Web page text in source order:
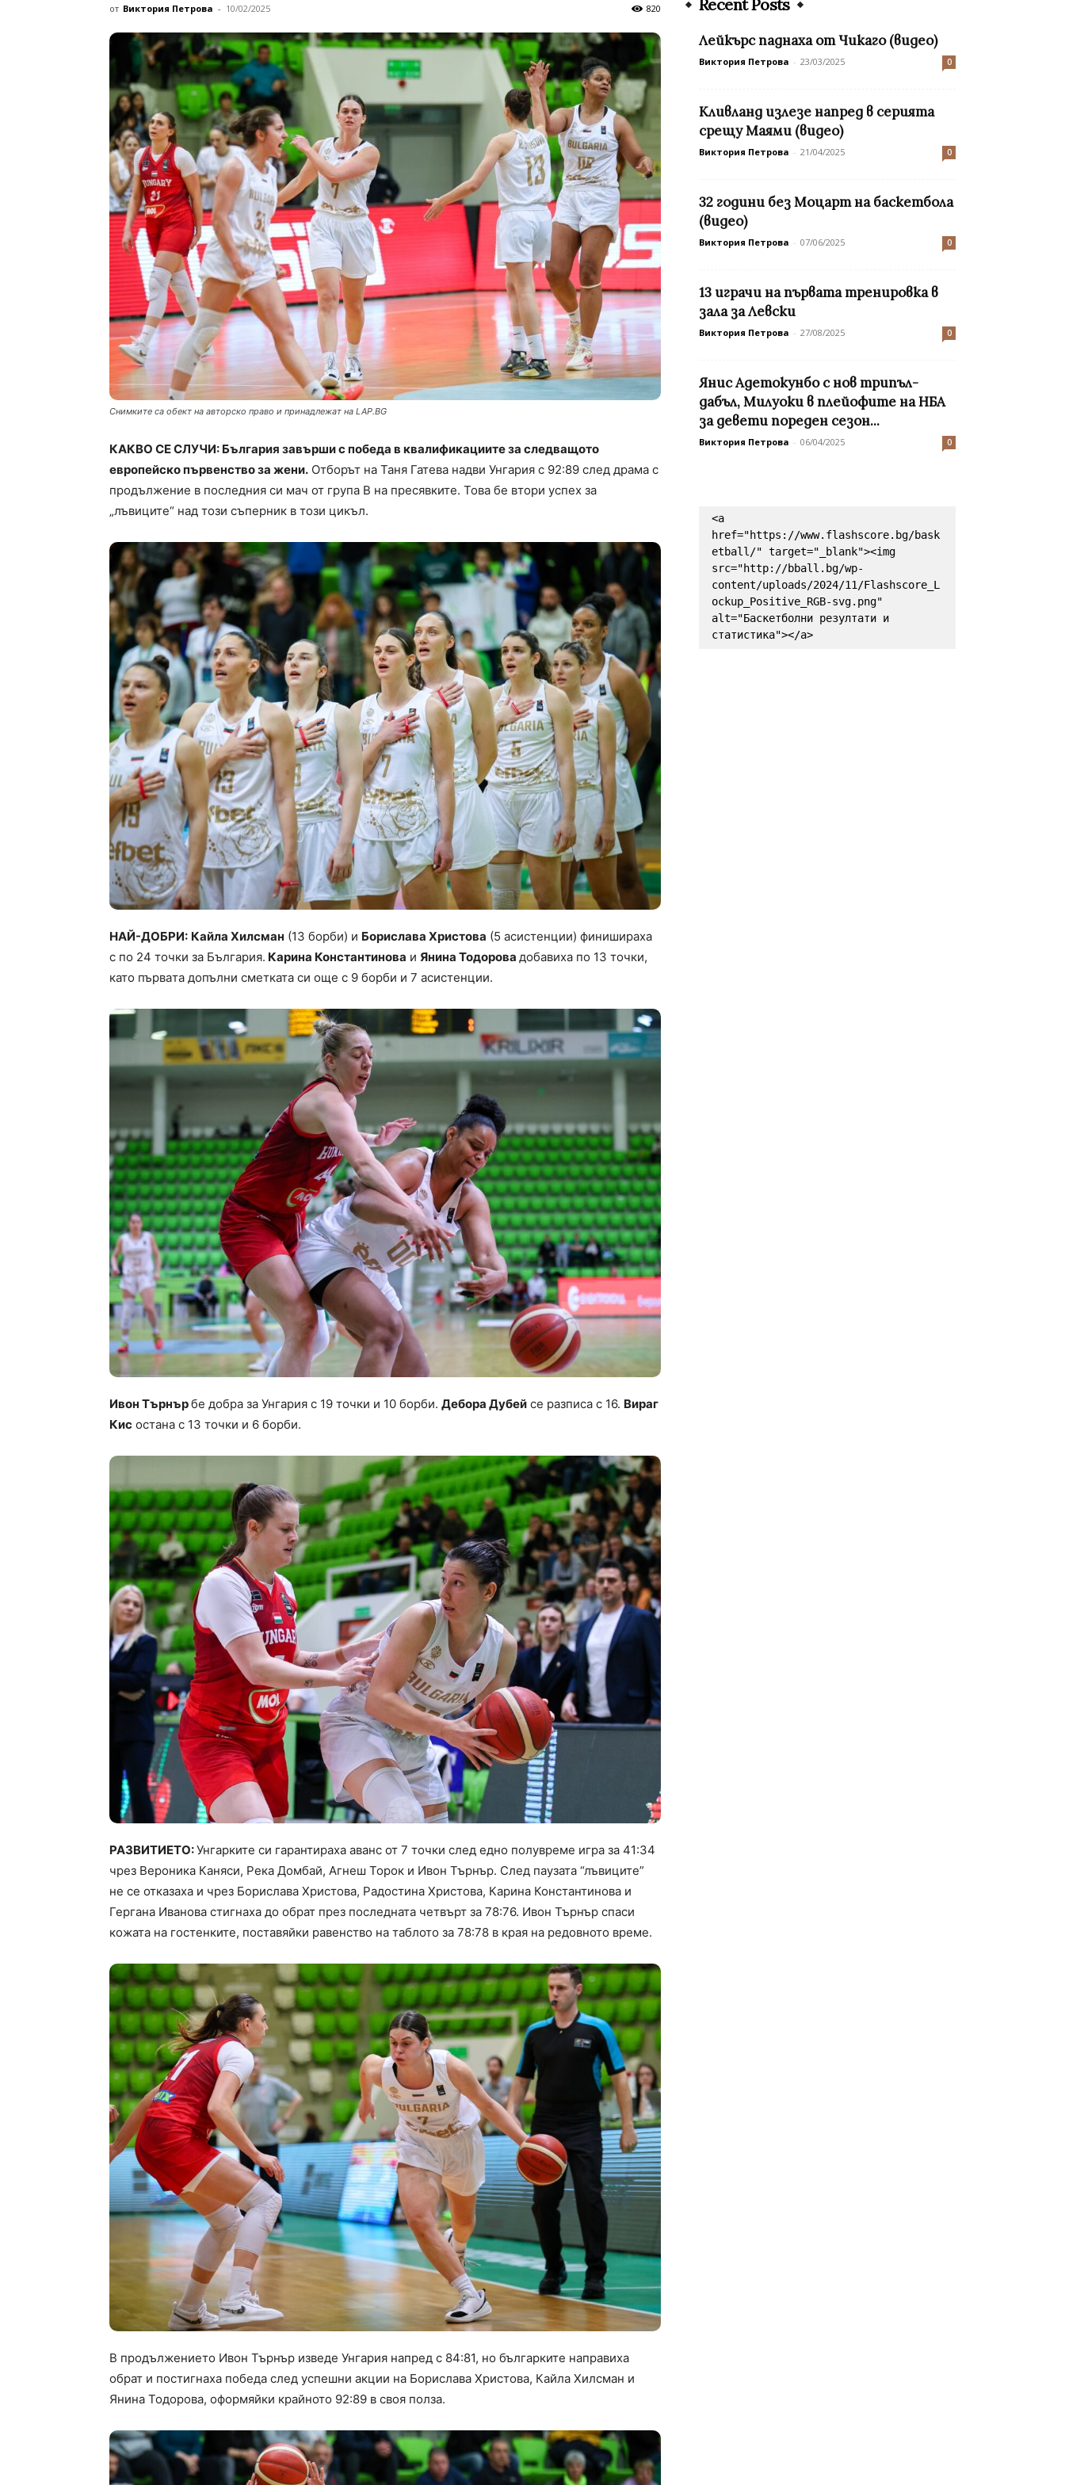
от Виктория Петрова - 10/02/2025 820
Снимките са обект на авторско право и принадлежат на LAP.BG
КАКВО СЕ СЛУЧИ: България завърши с победа в квалификациите за следващото
европейско първенство за жени. Отборът на Таня Гатева надви Унгария с 92:89 след драма с
продължение в последния си мач от група B на пресявките. Това бе втори успех за
„лъвиците“ над този съперник в този цикъл.
НАЙ-ДОБРИ: Кайла Хилсман (13 борби) и Борислава Христова (5 асистенции) финишираха
с по 24 точки за България. Карина Константинова и Янина Тодорова добавиха по 13 точки,
като първaта допълни сметката си още с 9 борби и 7 асистенции.
Ивон Търнърбе добра за Унгария с 19 точки и 10 борби. Дебора Дубей се разписа с 16. Вираг
Кис остана с 13 точки и 6 борби.
РАЗВИТИЕТО:Унгарките си гарантираха аванс от 7 точки след едно полувреме игра за 41:34
чрез Вероника Каняси, Река Домбай, Агнеш Торок и Ивон Търнър. След паузата “лъвиците”
не се отказаха и чрез Борислава Христова, Радостина Христова, Карина Константинова и
Гергана Иванова стигнаха до обрат през последната четвърт за 78:76. Ивон Търнър спаси
кожата на гостенките, поставяйки равенство на таблото за 78:78 в края на редовното време.
В продължението Ивон Търнър изведе Унгария напред с 84:81, но българките направиха
обрат и постигнаха победа след успешни акции на Борислава Христова, Кайла Хилсман и
Янина Тодорова, оформяйки крайното 92:89 в своя полза.
Recent Posts
Лейкърс паднаха от Чикаго (видео)
Виктория Петрова - 23/03/2025 0
Кливланд излезе напред в серията
срещу Маями (видео)
Виктория Петрова - 21/04/2025 0
32 години без Моцарт на баскетбола
(видео)
Виктория Петрова - 07/06/2025 0
13 играчи на първата тренировка в
зала за Левски
Виктория Петрова - 27/08/2025 0
Янис Адетокунбо с нов трипъл-
дабъл, Милуоки в плейофите на НБА
за девети пореден сезон...
Виктория Петрова - 06/04/2025 0
<a
href="https://www.flashscore.bg/bask
etball/" target="_blank"><img
src="http://bball.bg/wp-
content/uploads/2024/11/Flashscore_L
ockup_Positive_RGB-svg.png"
alt="Баскетболни резултати и
статистика"></a>